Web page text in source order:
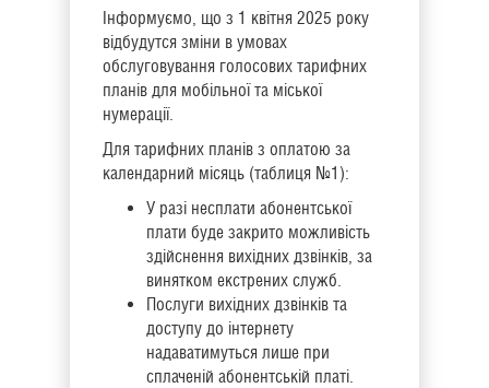
Інформуємо, що з 1 квітня 2025 року
відбудутся зміни в умовах
обслуговування голосових тарифних
планів для мобільної та міської
нумерації.
Для тарифних планів з оплатою за
календарний місяць (таблиця №1):
У разі несплати абонентської
плати буде закрито можливість
здійснення вихідних дзвінків, за
винятком екстрених служб.
Послуги вихідних дзвінків та
доступу до інтернету
надаватимуться лише при
сплаченій абонентській платі.